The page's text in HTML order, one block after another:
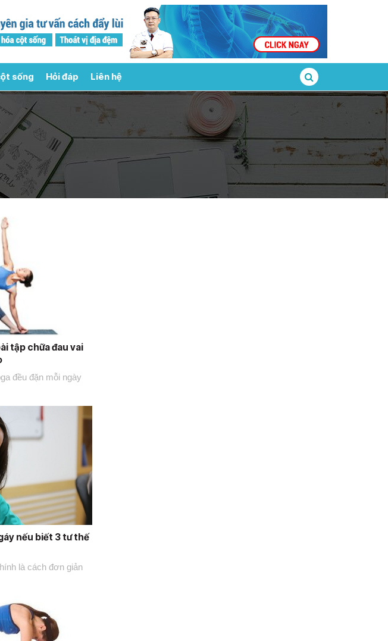
sống Hỏi đáp Liên hệ
tập chữa đau vai
đều đặn mỗi ngày
nếu biết 3 tư thế
là cách đơn giản